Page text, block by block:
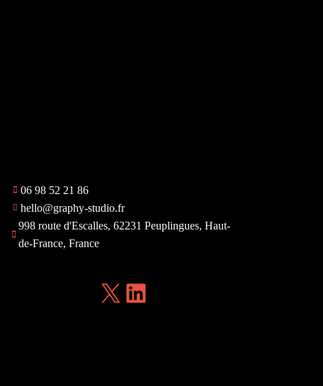
06 98 52 21 86
hello@graphy-studio.fr
998 route d'Escalles, 62231 Peuplingues, Haut-
de-France, France